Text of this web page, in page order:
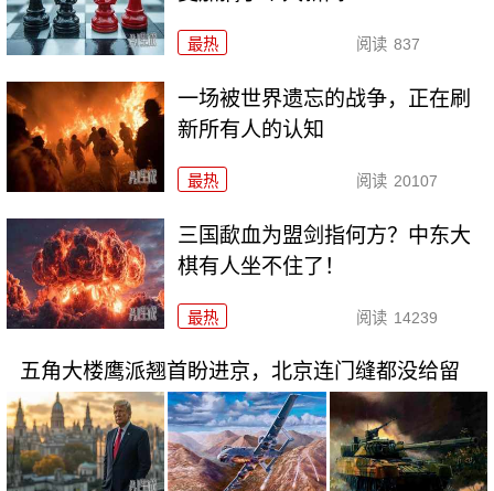
最热 阅读 837
一场被世界遗忘的战争，正在刷
新所有人的认知
最热 阅读 20107
三国歃血为盟剑指何方？中东大
棋有人坐不住了！
最热 阅读 14239
五角大楼鹰派翘首盼进京，北京连门缝都没给留